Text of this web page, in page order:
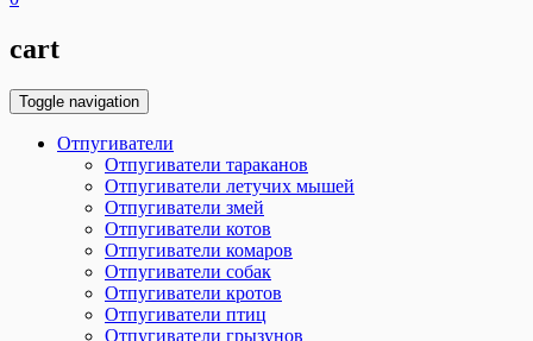
cart
Toggle navigation
Отпугиватели
Отпугиватели тараканов
Отпугиватели летучих мышей
Отпугиватели змей
Отпугиватели котов
Отпугиватели комаров
Отпугиватели собак
Отпугиватели кротов
Отпугиватели птиц
Отпугиватели грызунов